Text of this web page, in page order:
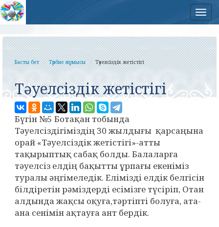
Басты бет Тәрбие жұмысы Тәуелсіздік жетістігі
Тәуелсіздік жетістігі
Бүгін №5 Ботақан тобында
Тәуелсіздігіміздің 30 жылдығы қарсаңына
орай «Тәуелсіздік жетістігі»-атты
тақырыптық сабақ болды. Балаларға
тәуелсіз елдің бақытты ұрпағы екеніміз
туралы әңгімеледік. Елімізді елдік белгісін
білдіретін рәміздерді есімізге түсіріп, Отан
алдында жақсы оқуға,тәртіпті болуға, ата-
ана сенімін ақтауға ант бердік.